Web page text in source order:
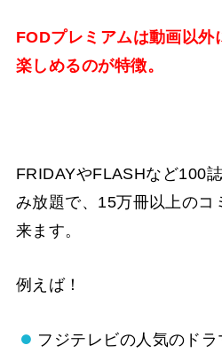
FODプレミアムは動画以外
楽しめるのが特徴。
FRIDAYやFLASHなど100
み放題で、15万冊以上のコ
来ます。
例えば！
フジテレビの人気のド